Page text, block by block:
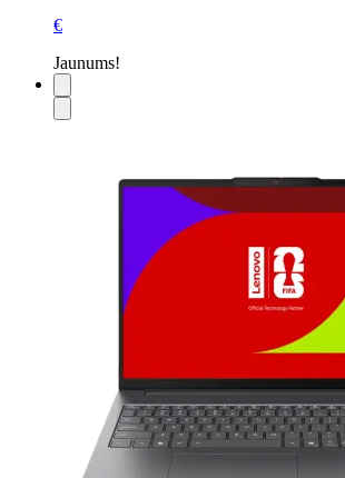
€
Jaunums!